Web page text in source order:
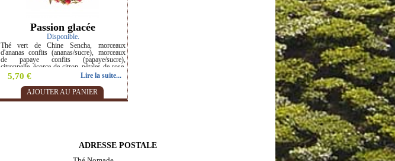
Passion glacée
Disponible.
Thé vert de Chine Sencha, morceaux
d'ananas confits (ananas/sucre), morceaux
de papaye confits (papaye/sucre),
citronnelle, écorce de citron, pétales de rose,
fleurs de tournesol. Saveur : Passion citron.
5,70 €
Lire la suite...
AJOUTER AU PANIER
ADRESSE POSTALE